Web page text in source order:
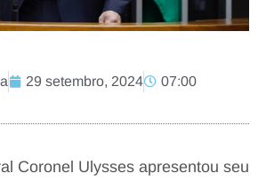
29 setembro, 2024 07:00
Coronel Ulysses apresentou seu